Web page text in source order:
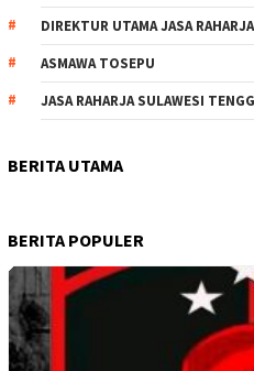
DIREKTUR UTAMA JASA RAHARJA
ASMAWA TOSEPU
JASA RAHARJA SULAWESI
BERITA UTAMA
BERITA POPULER